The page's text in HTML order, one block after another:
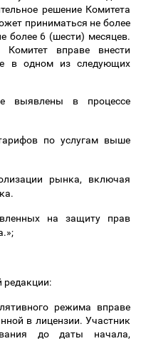
решение Комитета
приниматься не более
более 6 (шести) месяцев.
вправе внести
в одном из следующих
выявлены в процессе
по услугам выше
рынка, включая
на защиту прав
.»;
редакции:
режима вправе
в лицензии. Участник
до даты начала,